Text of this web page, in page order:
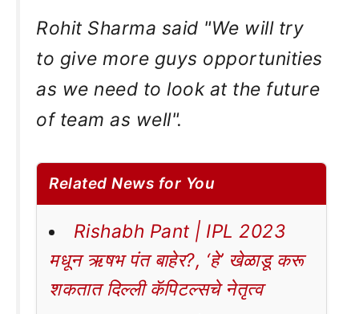
Rohit Sharma said "We will try
to give more guys opportunities
as we need to look at the future
of team as well".
Related News for You
Rishabh Pant | IPL 2023
मधून ऋषभ पंत बाहेर?, ‘हे’ खेळाडू करू
शकतात दिल्ली कॅपिटल्सचे नेतृत्व